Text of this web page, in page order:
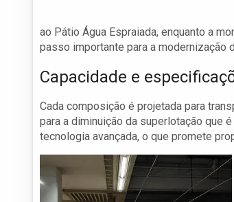
ao Pátio Água Espraiada, enquanto a
passo importante para a modernização
Capacidade e
Cada composição é projetada para
para a diminuição da superlotação que
tecnologia avançada, o que promete